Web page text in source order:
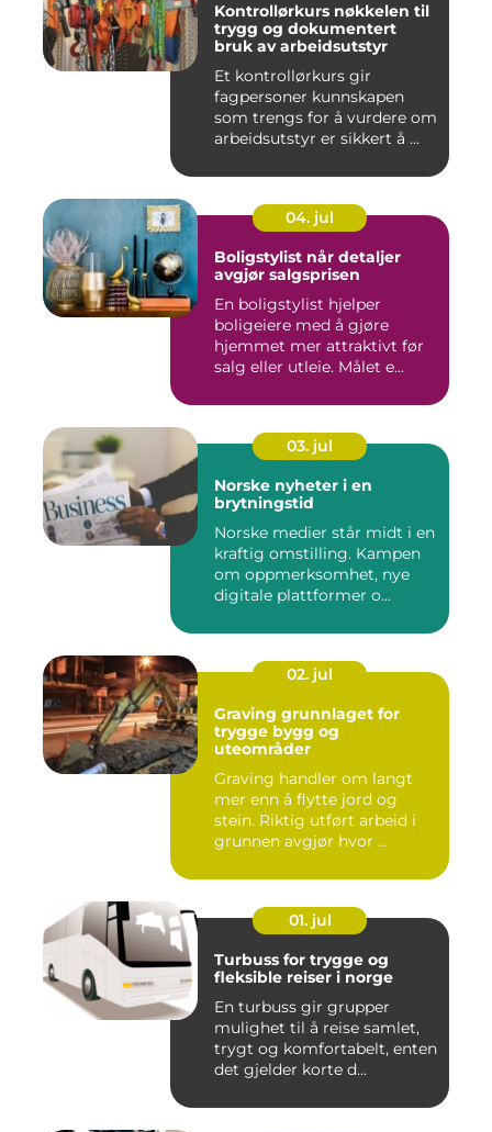
Kontrollørkurs nøkkelen til
trygg og dokumentert
bruk av arbeidsutstyr
Et kontrollørkurs gir
fagpersoner kunnskapen
som trengs for å vurdere om
arbeidsutstyr er sikkert å ...
04. jul
Boligstylist når detaljer
avgjør salgsprisen
En boligstylist hjelper
boligeiere med å gjøre
hjemmet mer attraktivt før
salg eller utleie. Målet e...
03. jul
Norske nyheter i en
brytningstid
Norske medier står midt i en
kraftig omstilling. Kampen
om oppmerksomhet, nye
digitale plattformer o...
02. jul
Graving grunnlaget for
trygge bygg og
uteområder
Graving handler om langt
mer enn å flytte jord og
stein. Riktig utført arbeid i
grunnen avgjør hvor ...
01. jul
Turbuss for trygge og
fleksible reiser i norge
En turbuss gir grupper
mulighet til å reise samlet,
trygt og komfortabelt, enten
det gjelder korte d...